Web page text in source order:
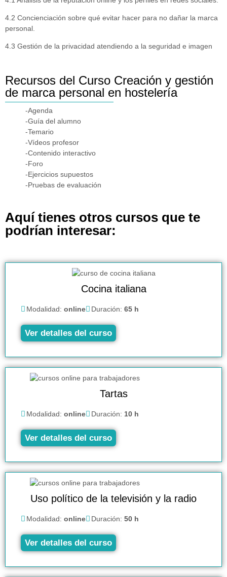
4.2 Concienciación sobre qué evitar hacer para no dañar la marca
personal.
4.3 Gestión de la privacidad atendiendo a la seguridad e imagen
Recursos del Curso Creación y gestión
de marca personal en hostelería
-Agenda
-Guía del alumno
-Temario
-Vídeos profesor
-Contenido interactivo
-Foro
-Ejercicios supuestos
-Pruebas de evaluación
Aquí tienes otros cursos que te
podrían interesar:
Cocina italiana
Modalidad: online Duración: 65 h
Ver detalles del curso
Tartas
Modalidad: online Duración: 10 h
Ver detalles del curso
Uso político de la televisión y la radio
Modalidad: online Duración: 50 h
Ver detalles del curso